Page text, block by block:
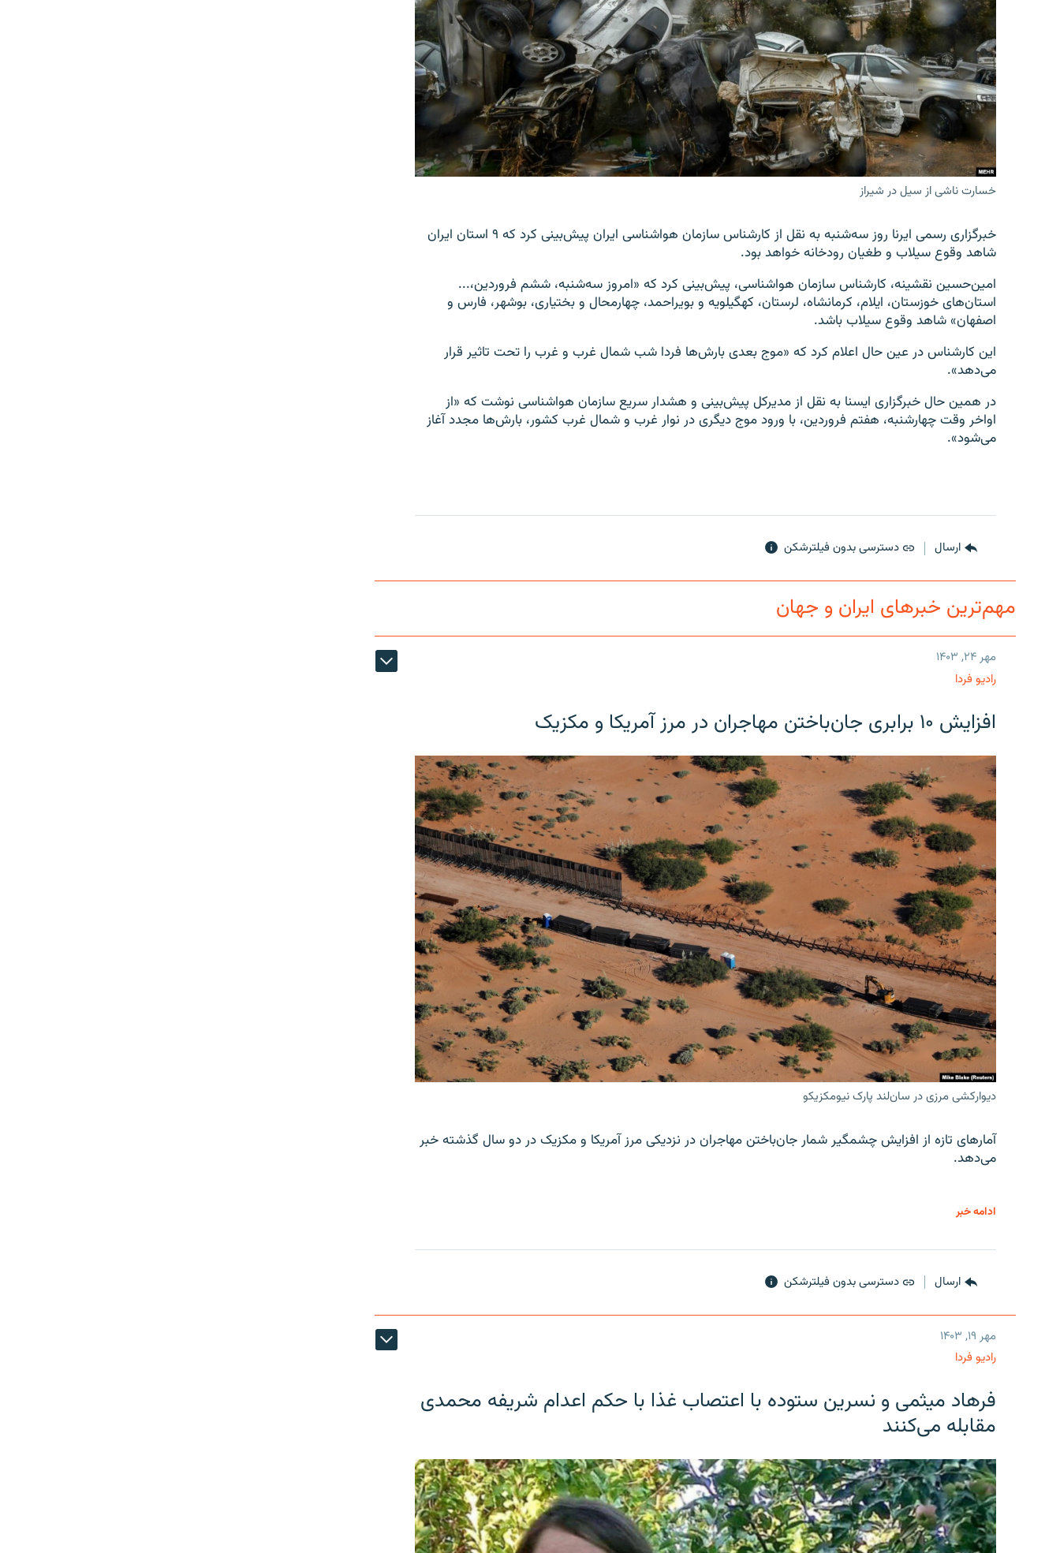
خسارت ناشی از سیل در شیراز
خبرگزاری رسمی ایرنا روز سه‌شنبه به نقل از کارشناس سازمان هواشناسی ایران پیش‌بینی کرد که ۹ استان ایران
شاهد وقوع سیلاب و طغیان رودخانه خواهد بود.
امین‌حسین نقشینه، کارشناس سازمان هواشناسی، پیش‌بینی کرد که «امروز سه‌شنبه، ششم فروردین،...
استان‌های خوزستان، ایلام، کرمانشاه، لرستان، کهگیلویه و بویراحمد، چهارمحال و بختیاری، بوشهر، فارس و
اصفهان» شاهد وقوع سیلاب باشد.
این کارشناس در عین حال اعلام کرد که «موج بعدی بارش‌ها فردا شب شمال غرب و غرب را تحت تاثیر قرار
می‌دهد».
در همین حال خبرگزاری ایسنا به نقل از مدیرکل پیش‌بینی و هشدار سریع سازمان هواشناسی نوشت که «از
اواخر وقت چهارشنبه، هفتم فروردین، با ورود موج دیگری در نوار غرب و شمال غرب کشور، بارش‌ها مجدد آغاز
می‌شود».
ارسال دسترسی بدون فیلترشکن
مهم‌ترین خبرهای ایران و جهان
مهر ۲۴, ۱۴۰۳
رادیو فردا
افزایش ۱۰ برابری جان‌باختن مهاجران در مرز آمریکا و مکزیک
دیوارکشی مرزی در سان‌لند پارک نیومکزیکو
آمارهای تازه از افزایش چشمگیر شمار جان‌باختن مهاجران در نزدیکی مرز آمریکا و مکزیک در دو سال گذشته خبر
می‌دهد.
ادامه خبر
ارسال دسترسی بدون فیلترشکن
مهر ۱۹, ۱۴۰۳
رادیو فردا
فرهاد میثمی و نسرین ستوده با اعتصاب غذا با حکم اعدام شریفه محمدی
مقابله می‌کنند